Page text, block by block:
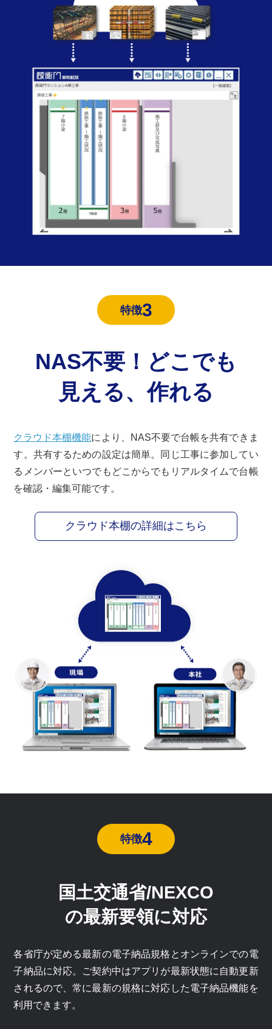
クラウド本棚の詳細はこちら
特徴3
NAS不要！どこでも
見える、作れる
クラウド本棚機能により、NAS不要で台帳を共有できま
す。共有するための設定は簡単。同じ工事に参加してい
るメンバーといつでもどこからでもリアルタイムで台帳
を確認・編集可能です。
特徴4
国土交通省/NEXCO
の最新要領に対応
各省庁が定める最新の電子納品規格とオンラインでの電
子納品に対応。ご契約中はアプリが最新状態に自動更新
されるので、常に最新の規格に対応した電子納品機能を
利用できます。